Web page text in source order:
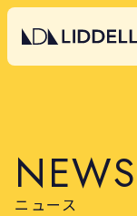
ニュース｜
NEWS
ニュース